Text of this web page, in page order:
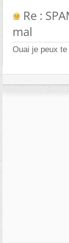
Re :
mal
Ouai je peux